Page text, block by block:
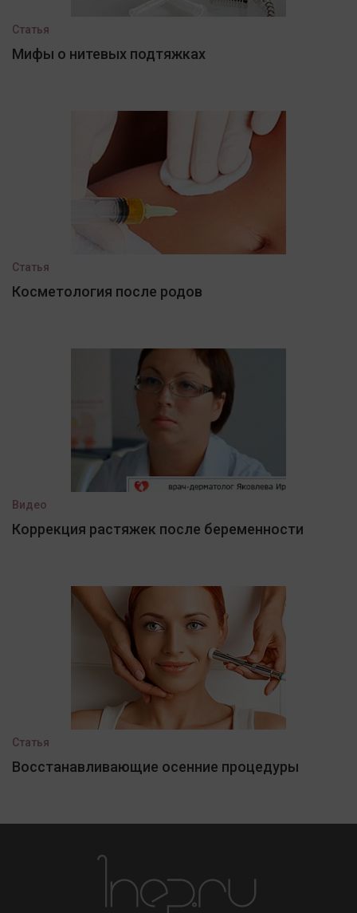
Статья
Мифы о нитевых подтяжках
Статья
Косметология после родов
Видео
Коррекция растяжек после беременности
Статья
Восстанавливающие осенние процедуры